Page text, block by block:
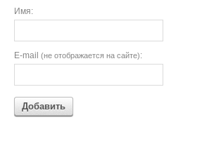
Имя:
E-mail (не отображается на сайте):
Добавить